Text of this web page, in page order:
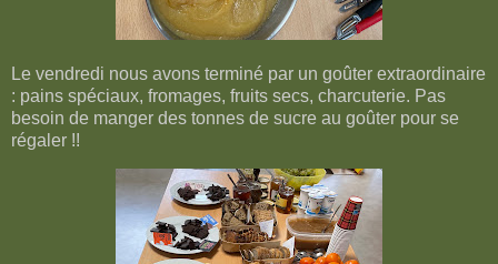
Le vendredi nous avons terminé par un goûter extraordinaire
: pains spéciaux, fromages, fruits secs, charcuterie. Pas
besoin de manger des tonnes de sucre au goûter pour se
régaler !!